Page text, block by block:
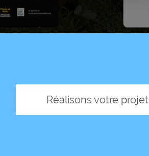
Réalisons votre projet